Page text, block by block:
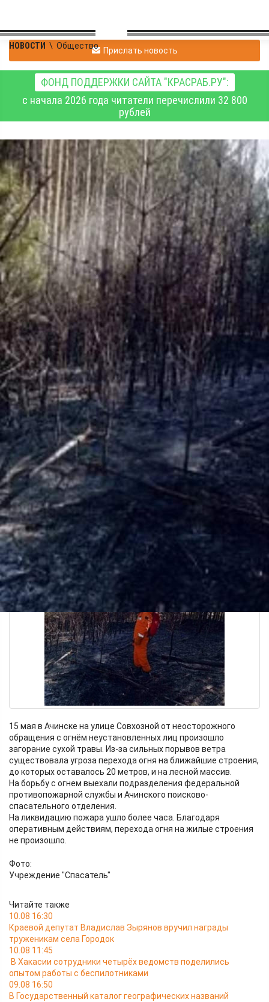
НОВОСТИ \ Общество Прислать новость
ФОНД ПОДДЕРЖКИ САЙТА "КРАСРАБ.РУ":
с начала 2026 года читатели перечислили 32 800
рублей
В Ачинске пожарные и
спасатели боролись с
палом сухой травы
Общество
17.05.2026 07:58579
15 мая в Ачинске на улице Совхозной от неосторожного
обращения с огнём неустановленных лиц произошло
загорание сухой травы. Из-за сильных порывов ветра
существовала угроза перехода огня на ближайшие строения,
до которых оставалось 20 метров, и на лесной массив.
На борьбу с огнем выехали подразделения федеральной
противопожарной службы и Ачинского поисково-
спасательного отделения.
На ликвидацию пожара ушло более часа. Благодаря
оперативным действиям, перехода огня на жилые строения
не произошло.
Фото:
Учреждение "Спасатель"
Читайте также
10.08 16:30
Краевой депутат Владислав Зырянов вручил награды
труженикам села Городок
10.08 11:45
В Хакасии сотрудники четырёх ведомств поделились
опытом работы с беспилотниками
09.08 16:50
В Государственный каталог географических названий